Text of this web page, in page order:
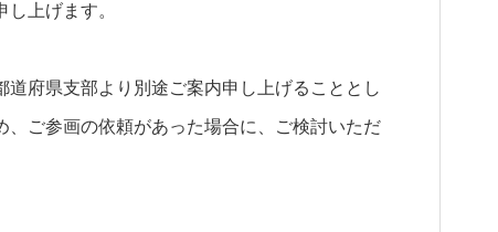
上げます。
府県支部より別途ご案内申し上げることとし
ご参画の依頼があった場合に、ご検討いただ